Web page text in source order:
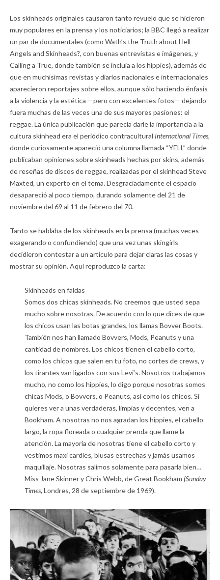
Los skinheads originales causaron tanto revuelo que se hicieron
muy populares en la prensa y los noticiarios; la BBC llegó a realizar
un par de documentales (como Wath’s the Truth about Hell
Angels and Skinheads?, con buenas entrevistas e imágenes, y
Calling a True, donde también se incluía a los hippies), además de
que en muchísimas revistas y diarios nacionales e internacionales
aparecieron reportajes sobre ellos, aunque sólo haciendo énfasis
a la violencia y la estética —pero con excelentes fotos— dejando
fuera muchas de las veces una de sus mayores pasiones: el
reggae. La única publicación que parecía darle la importancia a la
cultura skinhead era el periódico contracultural International Times,
donde curiosamente apareció una columna llamada “YELL” donde
publicaban opiniones sobre skinheads hechas por skins, además
de reseñas de discos de reggae, realizadas por el skinhead Steve
Maxted, un experto en el tema. Desgraciadamente el espacio
desapareció al poco tiempo, durando solamente del 21 de
noviembre del 69 al 11 de febrero del 70.
Tanto se hablaba de los skinheads en la prensa (muchas veces
exagerando o confundiendo) que una vez unas skingirls
decidieron contestar a un artículo para dejar claras las cosas y
mostrar su opinión. Aquí reproduzco la carta:
Skinheads en faldas
Somos dos chicas skinheads. No creemos que usted sepa
mucho sobre nosotras. De acuerdo con lo que dices de que
los chicos usan las botas grandes, los llamas Bovver Boots.
También nos han llamado Bovvers, Mods, Peanuts y una
cantidad de nombres. Los chicos tienen el cabello corto,
como los chicos que salen en tu foto, no cortes de crews, y
los tirantes van ligados con sus Levi’s. Nosotros trabajamos
mucho, no como los hippies, lo digo porque nosotras somos
chicas Mods, o Bovvers, o Peanuts, así como los chicos. Si
quieres ver a unas verdaderas, limpias y decentes, ven a
Bookham. A nosotras no nos agradan los hippies, el cabello
largo, la ropa floreada o cualquier prenda que llame la
atención. La mayoría de nosotras tiene el cabello corto y
vestimos maxi cardies, blusas estrechas y jamás usamos
maquillaje. Nosotras salimos solamente para pasarla bien…
Miss Jane Skinner y Chris Webb, de Great Bookham (Sunday
Times, Londres, 28 de septiembre de 1969).